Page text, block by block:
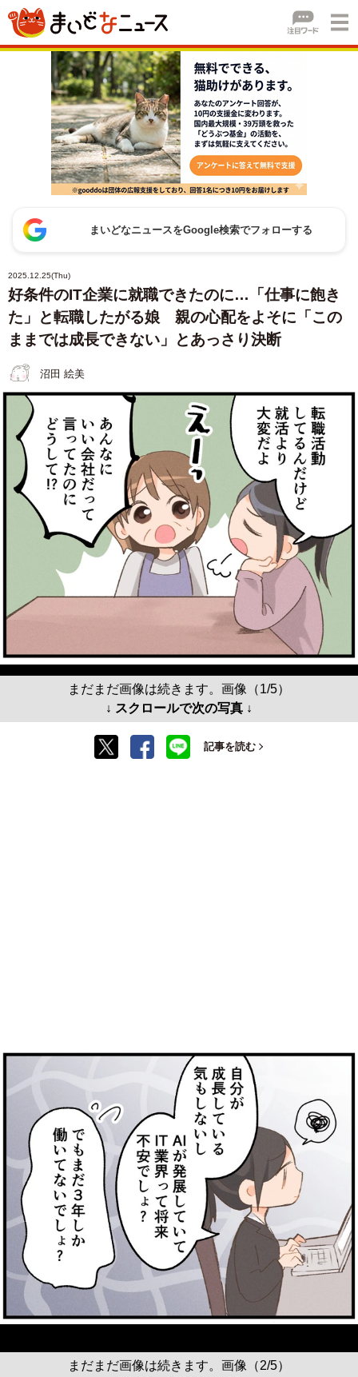
まいどなニュースをGoogle検索でフォローする
2025.12.25(Thu)
好条件のIT企業に就職できたのに…「仕事に飽き
た」と転職したがる娘 親の心配をよそに「この
ままでは成長できない」とあっさり決断
沼田 絵美
まだまだ画像は続きます。画像（1/5）
↓ スクロールで次の写真 ↓
記事を読む
まだまだ画像は続きます。画像（2/5）